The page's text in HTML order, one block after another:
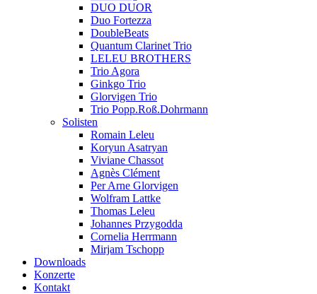
DUO DUOR
Duo Fortezza
DoubleBeats
Quantum Clarinet Trio
LELEU BROTHERS
Trio Agora
Ginkgo Trio
Glorvigen Trio
Trio Popp.Roß.Dohrmann
Solisten
Romain Leleu
Koryun Asatryan
Viviane Chassot
Agnès Clément
Per Arne Glorvigen
Wolfram Lattke
Thomas Leleu
Johannes Przygodda
Cornelia Herrmann
Mirjam Tschopp
Downloads
Konzerte
Kontakt